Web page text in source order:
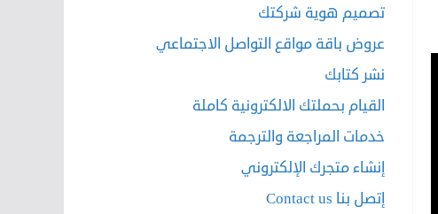
تصميم هوية شركتك
عروض باقة مواقع التواصل الاجتماعي
نشر كتابك
القيام بحملتك الالكترونية كاملة
خدمات المراجعة والترجمة
إنشاء متجرك الإلكتروني
إتصل بنا Contact us